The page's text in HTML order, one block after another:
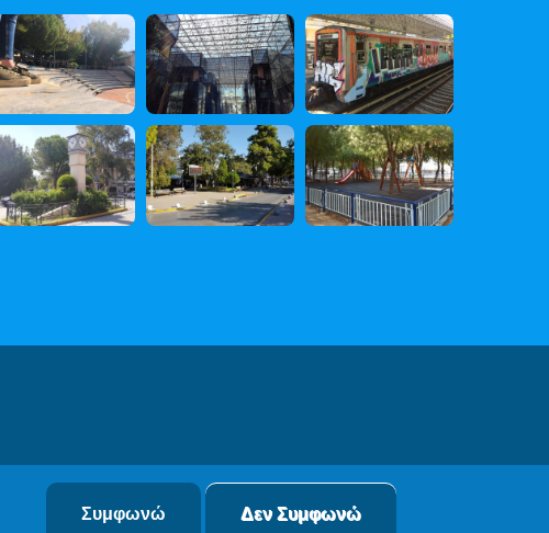
Συμφωνώ Δεν Συμφωνώ